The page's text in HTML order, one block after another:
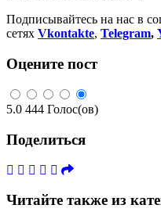
Подписывайтесь на нас в
сетях Vkontakte, Telegram,
Оцените пост
5.0 444 Голос(ов)
Поделиться
Читайте также из